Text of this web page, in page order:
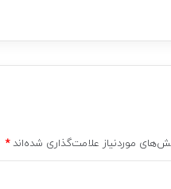
موردنیاز علامت‌گذاری شده‌اند*